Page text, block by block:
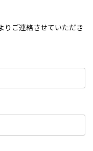
りご連絡させていただき